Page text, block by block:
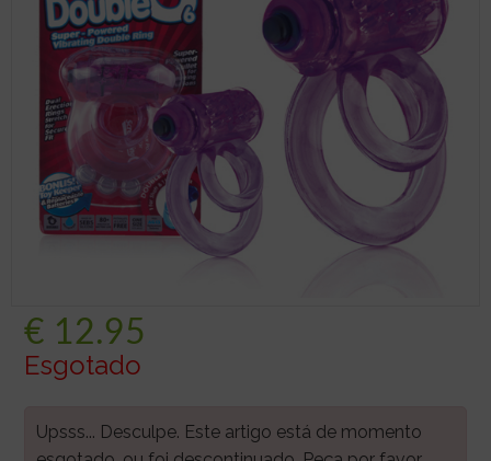
€ 12.95
Esgotado
Upsss... Desculpe. Este artigo está de momento